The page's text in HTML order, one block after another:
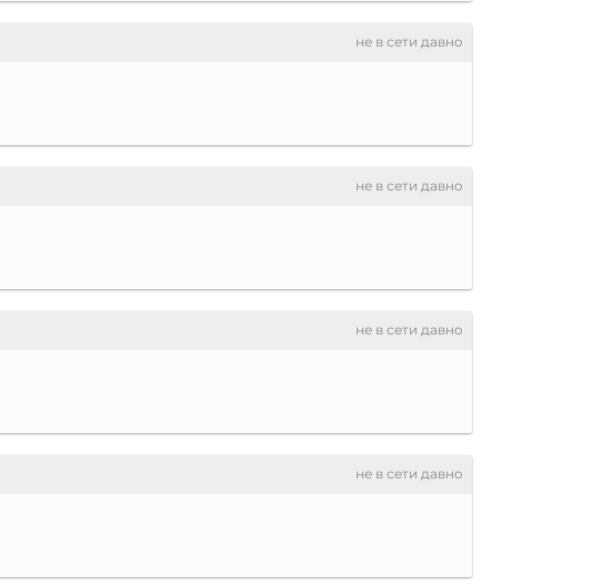
не в сети давно
не в сети давно
не в сети давно
не в сети давно